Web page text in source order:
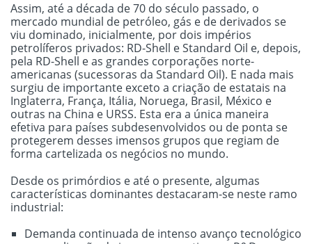
Assim, até a década de 70 do século passado, o
mercado mundial de petróleo, gás e de derivados se
viu dominado, inicialmente, por dois impérios
petrolíferos privados: RD-Shell e Standard Oil e, depois,
pela RD-Shell e as grandes corporações norte-
americanas (sucessoras da Standard Oil). E nada mais
surgiu de importante exceto a criação de estatais na
Inglaterra, França, Itália, Noruega, Brasil, México e
outras na China e URSS. Esta era a única maneira
efetiva para países subdesenvolvidos ou de ponta se
protegerem desses imensos grupos que regiam de
forma cartelizada os negócios no mundo.
Desde os primórdios e até o presente, algumas
características dominantes destacaram-se neste ramo
industrial:
Demanda continuada de intenso avanço tecnológico